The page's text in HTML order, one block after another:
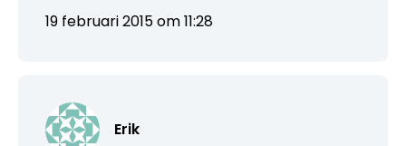
19 februari 2015 om 11:28
Erik